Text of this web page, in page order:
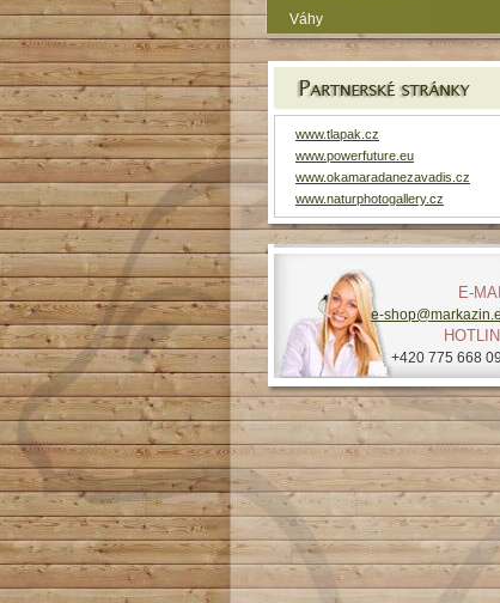
Váhy
www.tlapak.cz
www.powerfuture.eu
www.okamaradanezavadis.cz
www.naturphotogallery.cz
E-
e-
+420 775 668